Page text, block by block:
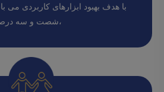
با هدف بهبود ابزارهای کاربردی می
شصت و سه درصد گذشته حال و آینده،